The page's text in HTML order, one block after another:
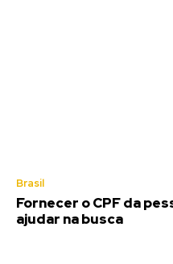
Brasil
Fornecer o CPF da
ajudar na busca